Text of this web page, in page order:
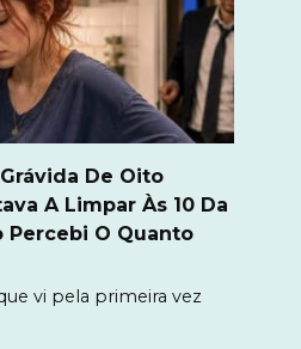
De Oito
A Limpar Às 10 Da
Percebi O Quanto
vi pela primeira vez